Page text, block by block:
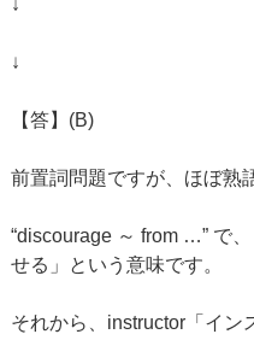
↓
↓
【答】(B)
前置詞問題ですが、ほぼ熟
“discourage ～ from …” で
せる」という意味です。
それから、instructor「イン